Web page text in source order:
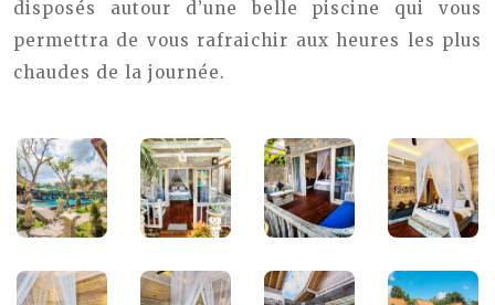
disposés autour d’une belle piscine qui vous
permettra de vous rafraichir aux heures les plus
chaudes de la journée.